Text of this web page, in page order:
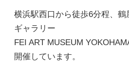
横浜駅西口から徒歩6分程、鶴
ギャラリー
FEI ART MUSEUM
開催しています。